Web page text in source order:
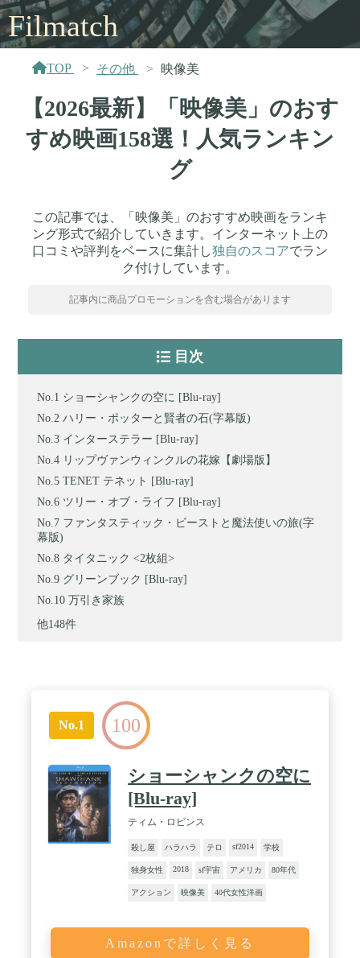
Filmatch
TOP その他 映像美
【2026最新】「映像美」のおす
すめ映画158選！人気ランキン
グ
この記事では、「映像美」のおすすめ映画をランキ
ング形式で紹介していきます。インターネット上の
口コミや評判をベースに集計し独自のスコアでラン
ク付けしています。
記事内に商品プロモーションを含む場合があります
目次
ショーシャンクの空に [Blu-ray]
ハリー・ポッターと賢者の石(字幕版)
インターステラー [Blu-ray]
リップヴァンウィンクルの花嫁【劇場版】
TENET テネット [Blu-ray]
ツリー・オブ・ライフ [Blu-ray]
ファンタスティック・ビーストと魔法使いの旅(字
幕版)
タイタニック <2枚組>
グリーンブック [Blu-ray]
万引き家族
他148件
No.1 100
ショーシャンクの空に
[Blu-ray]
ティム・ロビンス
殺し屋 ハラハラ テロ sf2014 学校
独身女性 2018 sf宇宙 アメリカ 80年代
アクション 映像美 40代女性洋画
Amazonで詳しく見る